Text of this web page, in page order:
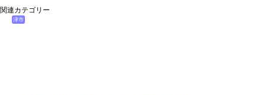
関連カテゴリー
津市